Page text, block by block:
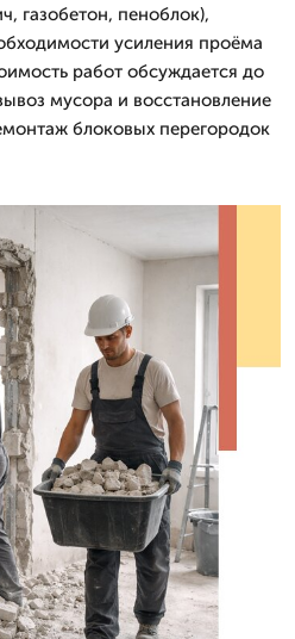
газобетон, пеноблок),
усиления проёма
работ обсуждается до
мусора и восстановление
блоковых перегородок